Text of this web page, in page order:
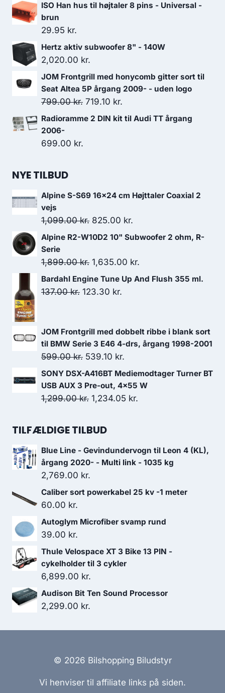
ISO Han hus til højtaler 8 pins - Universal -
brun
29.95 kr.
Hertz aktiv subwoofer 8" - 140W
2,020.00 kr.
JOM Frontgrill med honycomb gitter sort til
Seat Altea 5P årgang 2009- - uden logo
799.00kr. Den
oprindelige
719.10 kr.
aktuelle
Radioramme 2 DIN kit til Audi TT årgang
2006-
699.00 kr.
NYE TILBUD
Alpine S-S69 16x24 cm Højttaler Coaxial 2
vejs
1,099.00kr. Den
oprindelige
var:
1,099.00 kr..
825.00 kr.
aktuelle
er:
825.00 kr..
Alpine R2-W10D2 10" Subwoofer 2 ohm, R-
Serie
1,899.00kr. Den
oprindelige
pris
1,635.00 kr.
aktuelle
Bardahl Engine Tune Up And Flush 355 ml.
137.00kr. Den
var:
137.00 kr..
123.30 kr.
er:
123.30 kr..
JOM Frontgrill med dobbelt ribbe i blank sort
til BMW Serie 3 E46 4-drs, årgang 1998-2001
599.00kr. Den
oprindelige
pris
var:
539.10 kr.
aktuelle
pris
er:
SONY DSX-A416BT Mediemodtager Turner BT
USB AUX 3 Pre-out, 4x55 W
1,299.00kr. Den
pris
1,299.00 kr..
1,234.05 kr.
1,234.05 kr..
TILFÆLDIGE TILBUD
Blue Line - Gevindundervogn til Leon 4 (KL),
årgang 2020- - Multi link - 1035 kg
2,769.00 kr.
Caliber sort powerkabel 25 kv -1 meter
60.00 kr.
Autoglym Microfiber svamp rund
39.00 kr.
Thule Velospace XT 3 Bike 13 PIN -
cykelholder til 3 cykler
6,899.00 kr.
Audison Bit Ten Sound Processor
2,299.00 kr.
© 2026 Bilshopping Biludstyr
Vi henviser til affiliate links på siden.